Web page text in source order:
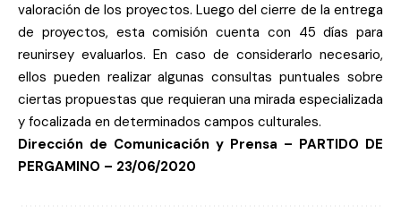
valoración de los proyectos. Luego del cierre de la entrega
de proyectos, esta comisión cuenta con 45 días para
reunirsey evaluarlos. En caso de considerarlo necesario,
ellos pueden realizar algunas consultas puntuales sobre
ciertas propuestas que requieran una mirada especializada
y focalizada en determinados campos culturales.
Dirección de Comunicación y Prensa – PARTIDO DE
PERGAMINO – 23/06/2020